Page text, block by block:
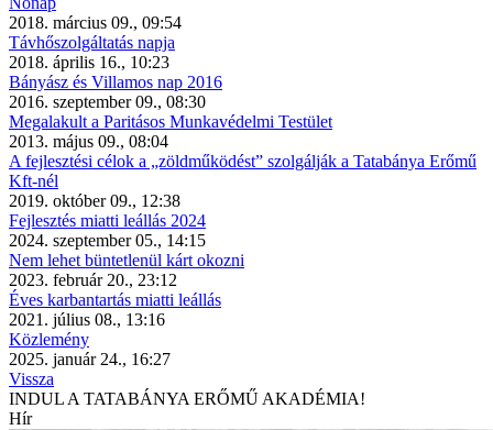
2018. március 09., 09:54
Távhőszolgáltatás napja
2018. április 16., 10:23
Bányász és Villamos nap 2016
2016. szeptember 09., 08:30
Megalakult a Paritásos Munkavédelmi Testület
2013. május 09., 08:04
A fejlesztési célok a „zöldműködést” szolgálják a Tatabánya Erőmű
Kft-nél
2019. október 09., 12:38
Fejlesztés miatti leállás 2024
2024. szeptember 05., 14:15
Nem lehet büntetlenül kárt okozni
2023. február 20., 23:12
Éves karbantartás miatti leállás
2021. július 08., 13:16
Közlemény
2025. január 24., 16:27
Vissza
INDUL A TATABÁNYA ERŐMŰ AKADÉMIA!
Hír